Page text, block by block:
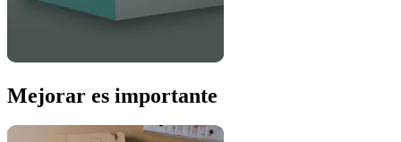
Mejorar es importante